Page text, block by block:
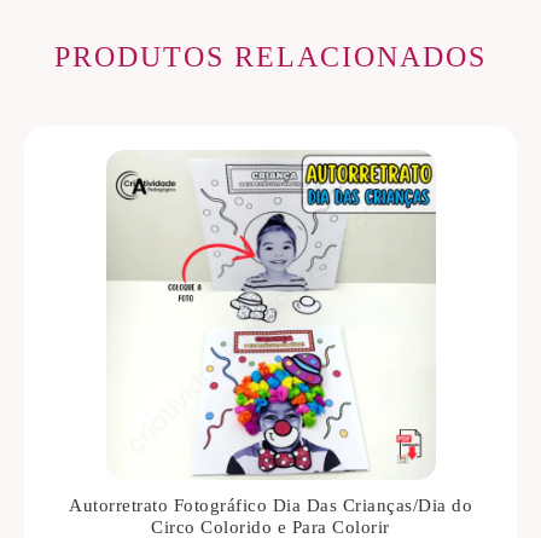
PRODUTOS RELACIONADOS
Autorretrato Fotográfico Dia Das Crianças/Dia do
Circo Colorido e Para Colorir